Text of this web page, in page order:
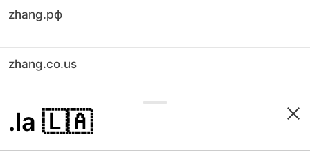
zhang.рф
zhang.co.us
.la 🇱🇦